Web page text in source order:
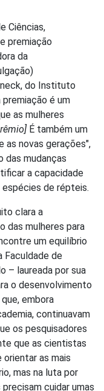
Ciências,
premiação
da
do Instituto
premiação é um
as mulheres
É também um
as novas gerações",
das mudanças
a capacidade
de répteis.
clara a
das mulheres para
um equilíbrio
Faculdade de
– laureada por sua
o desenvolvimento
embora
continuavam
os pesquisadores
que as cientistas
as mais
mas na luta por
cuidar umas